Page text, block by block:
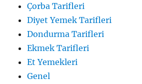
Çorba Tarifleri
Diyet Yemek Tarifleri
Dondurma Tarifleri
Ekmek Tarifleri
Et Yemekleri
Genel